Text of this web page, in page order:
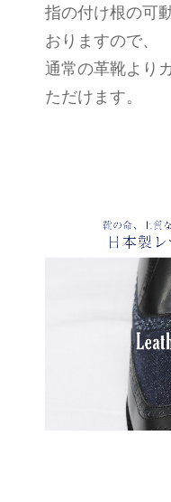
指の付け根の可
おりますので、
通常の革靴より
ただけます。